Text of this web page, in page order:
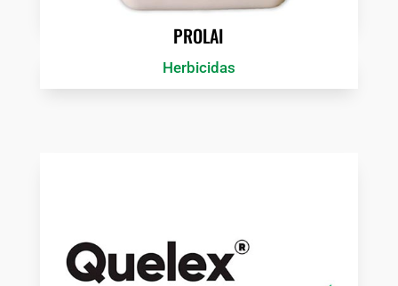
PROLAI
Herbicidas